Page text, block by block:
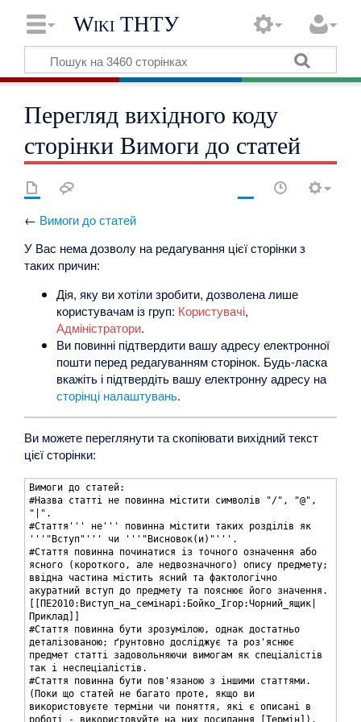
Wiki ТНТУ
Перегляд вихідного коду
сторінки Вимоги до статей
← Вимоги до статей
У Вас нема дозволу на редагування цієї сторінки з
таких причин:
Дія, яку ви хотіли зробити, дозволена лише
користувачам із груп: Користувачі,
Адміністратори.
Ви повинні підтвердити вашу адресу електронної
пошти перед редагуванням сторінок. Будь-ласка
вкажіть і підтвердіть вашу електронну адресу на
сторінці налаштувань.
Ви можете переглянути та скопіювати вихідний текст
цієї сторінки: